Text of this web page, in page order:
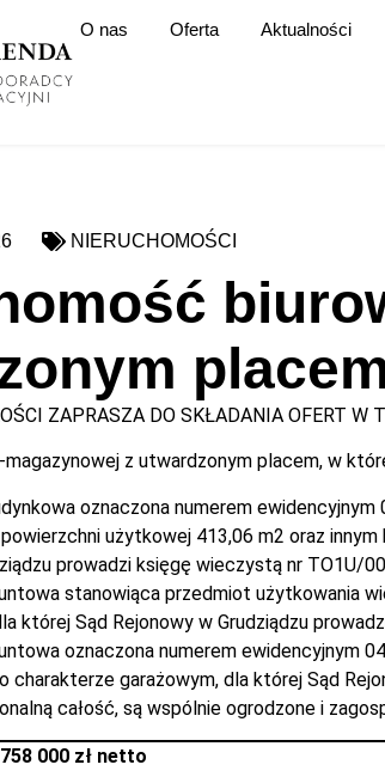
O nas Oferta Aktualności
NIERUCHOMOŚCI
ZAPRASZA DO SKŁADANIA OFERT W
z utwardzonym placem, w
oznaczona numerem
użytkowej 413,06 m2 oraz
prowadzi księgę wieczystą nr TO1U/
stanowiąca przedmiot użytkowania
której Sąd Rejonowy w Grudziądzu
oznaczona numerem ewidencyjnym
charakterze garażowym, dla której Sąd
całość, są wspólnie ogrodzone i
758 000 zł netto